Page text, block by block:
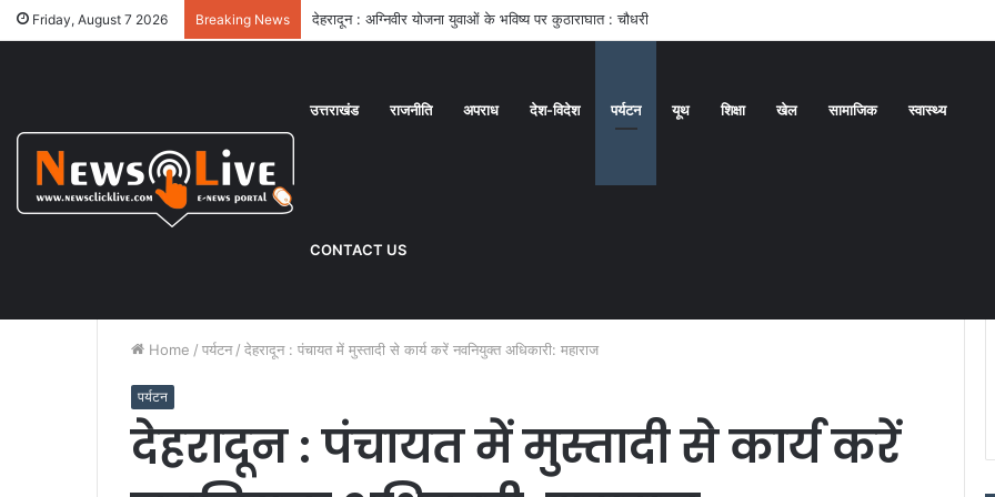
Friday, August 7 2026 Breaking News देहरादून : अग्निवीर योजना युवाओं के भविष्य पर कुठाराघात : चौधरी
उत्तराखंड राजनीति अपराध देश-विदेश पर्यटन यूथ शिक्षा खेल सामाजिक स्वास्थ्य
CONTACT US
Home / पर्यटन / देहरादून : पंचायत में मुस्तादी से कार्य करें नवनियुक्त अधिकारी: महाराज
पर्यटन
देहरादून : पंचायत में मुस्तादी से कार्य करें